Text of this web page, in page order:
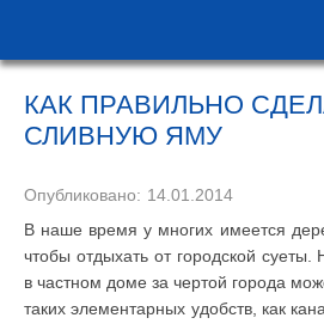
КАК ПРАВИЛЬНО
СЛИВНУЮ ЯМУ
Опубликовано: 14.01.2014
В наше время у многих имеется
чтобы отдыхать от городской
в частном доме за чертой города
таких элементарных удобств, как